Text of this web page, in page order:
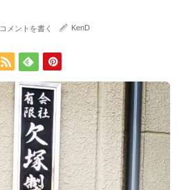
コメントを書く KenD